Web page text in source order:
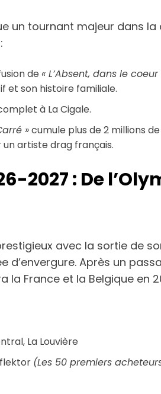
un tournant majeur dans
de « L’Absent, dans le
et son histoire familiale.
à La Cigale.
»cumule plus de 2 millions
artiste drag français.
2027 : De
prestigieux avec la sortie de
d’envergure. Après un
la France et la Belgique en
La Louvière
(Les 50 premiers